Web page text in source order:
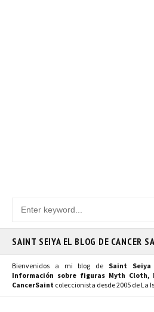
SAINT SEIYA EL BLOG DE CANCER
Bienvenidos a mi blog de Saint
Información sobre figuras Myth Cloth,
CancerSaint coleccionista desde 2005 de La